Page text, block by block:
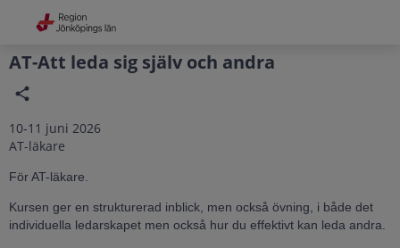
Grade
Portal
AT-Att leda sig själv och andra
10-11 juni 2026
AT-läkare
För AT-läkare.
Kursen ger en strukturerad inblick, men också övning, i både det
individuella ledarskapet men också hur du effektivt kan leda andra.